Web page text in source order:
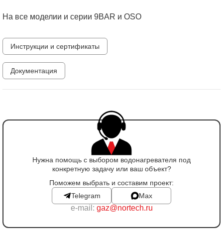
На все моделии и серии 9BAR и OSO
Инструкции и сертификаты
Документация
Нужна помощь с выбором водонагревателя под
конкретную задачу или ваш объект?
Поможем выбрать и составим проект:
Telegram
Max
e-mail: gaz@nortech.ru